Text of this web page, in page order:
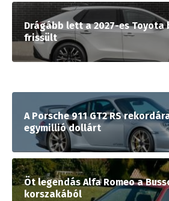
Drágább lett a 2027-es Toyota
frissült
A Porsche 911 GT2 RS
egymillió dollárt
Öt legendás Alfa Romeo a
korszakából